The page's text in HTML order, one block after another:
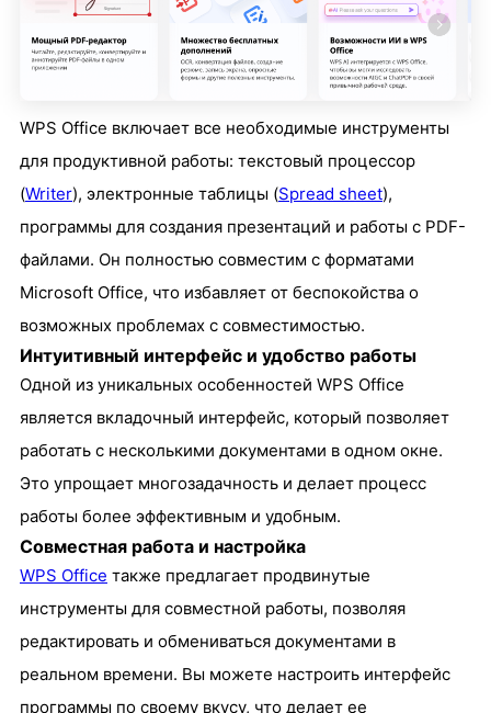
WPS Office включает все необходимые инструменты
для продуктивной работы: текстовый процессор
(Writer), электронные таблицы (Spread sheet),
программы для создания презентаций и работы с PDF-
файлами. Он полностью совместим с форматами
Microsoft Office, что избавляет от беспокойства о
возможных проблемах с совместимостью.
Интуитивный интерфейс и удобство работы
Одной из уникальных особенностей WPS Office
является вкладочный интерфейс, который позволяет
работать с несколькими документами в одном окне.
Это упрощает многозадачность и делает процесс
работы более эффективным и удобным.
Совместная работа и настройка
WPS Office также предлагает продвинутые
инструменты для совместной работы, позволяя
редактировать и обмениваться документами в
реальном времени. Вы можете настроить интерфейс
программы по своему вкусу, что делает ее